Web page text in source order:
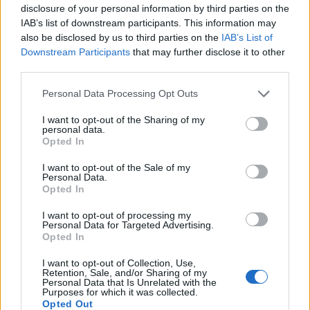
disclosure of your personal information by third parties on the
IAB’s list of downstream participants. This information may
also be disclosed by us to third parties on the IAB’s List of
Downstream Participants that may further disclose it to other
Personal Data Processing Opt Outs
I want to opt-out of the Sharing of my
personal data.
Opted In
I want to opt-out of the Sale of my
Personal Data.
Opted In
I want to opt-out of processing my
Personal Data for Targeted Advertising.
Opted In
I want to opt-out of Collection, Use,
Retention, Sale, and/or Sharing of my
Personal Data that Is Unrelated with the
Purposes for which it was collected.
Opted Out